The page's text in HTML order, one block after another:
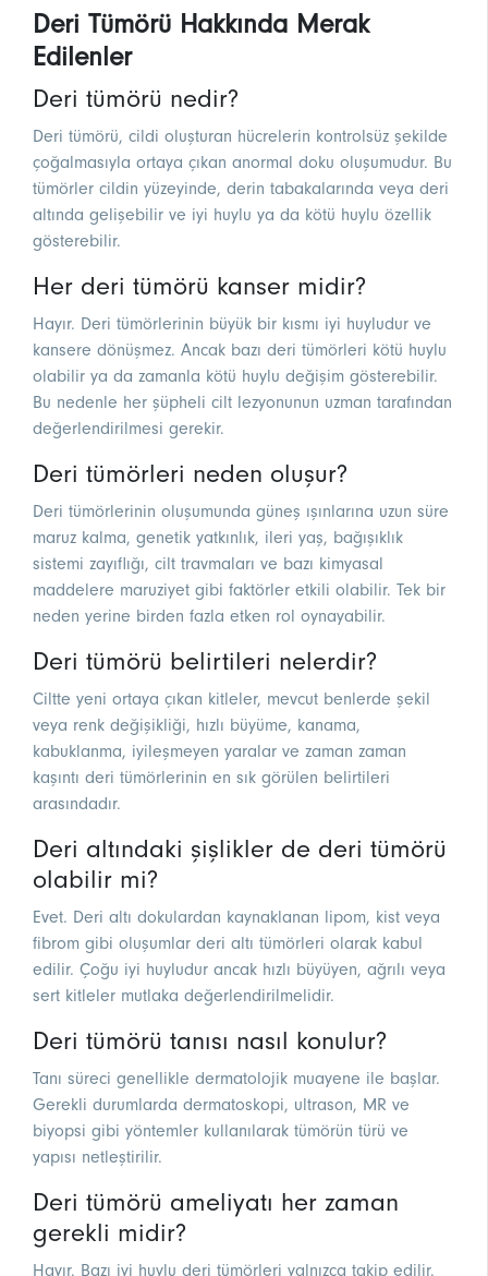
Deri Tümörü Hakkında Merak
Edilenler
Deri tümörü nedir?
Deri tümörü, cildi oluşturan hücrelerin kontrolsüz şekilde
çoğalmasıyla ortaya çıkan anormal doku oluşumudur. Bu
tümörler cildin yüzeyinde, derin tabakalarında veya deri
altında gelişebilir ve iyi huylu ya da kötü huylu özellik
gösterebilir.
Her deri tümörü kanser midir?
Hayır. Deri tümörlerinin büyük bir kısmı iyi huyludur ve
kansere dönüşmez. Ancak bazı deri tümörleri kötü huylu
olabilir ya da zamanla kötü huylu değişim gösterebilir.
Bu nedenle her şüpheli cilt lezyonunun uzman tarafından
değerlendirilmesi gerekir.
Deri tümörleri neden oluşur?
Deri tümörlerinin oluşumunda güneş ışınlarına uzun süre
maruz kalma, genetik yatkınlık, ileri yaş, bağışıklık
sistemi zayıflığı, cilt travmaları ve bazı kimyasal
maddelere maruziyet gibi faktörler etkili olabilir. Tek bir
neden yerine birden fazla etken rol oynayabilir.
Deri tümörü belirtileri nelerdir?
Ciltte yeni ortaya çıkan kitleler, mevcut benlerde şekil
veya renk değişikliği, hızlı büyüme, kanama,
kabuklanma, iyileşmeyen yaralar ve zaman zaman
kaşıntı deri tümörlerinin en sık görülen belirtileri
arasındadır.
Deri altındaki şişlikler de deri tümörü
olabilir mi?
Evet. Deri altı dokulardan kaynaklanan lipom, kist veya
fibrom gibi oluşumlar deri altı tümörleri olarak kabul
edilir. Çoğu iyi huyludur ancak hızlı büyüyen, ağrılı veya
sert kitleler mutlaka değerlendirilmelidir.
Deri tümörü tanısı nasıl konulur?
Tanı süreci genellikle dermatolojik muayene ile başlar.
Gerekli durumlarda dermatoskopi, ultrason, MR ve
biyopsi gibi yöntemler kullanılarak tümörün türü ve
yapısı netleştirilir.
Deri tümörü ameliyatı her zaman
gerekli midir?
Hayır. Bazı iyi huylu deri tümörleri yalnızca takip edilir.